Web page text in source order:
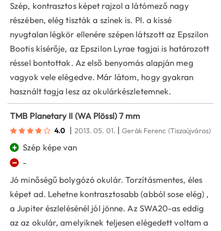
Szép, kontrasztos képet rajzol a látómező nagy
részében, elég tiszták a színek is. Pl. a kissé
nyugtalan légkör ellenére szépen látszott az Epszilon
Bootis kísérője, az Epszilon Lyrae tagjai is határozott
réssel bontottak. Az első benyomás alapján meg
vagyok vele elégedve. Már látom, hogy gyakran
használt tagja lesz az okulárkészletemnek.
TMB Planetary II (WA Plössl) 7 mm
4.0 | 2013. 05. 01. |Gerák Ferenc (Tiszaújváros)
+ Szép képe van
−
-
Jó minőségű bolygózó okulár. Torzításmentes, éles
képet ad. Lehetne kontrasztosabb (abból sose elég) ,
a Jupiter észlelésénél jól jönne. Az SWA20-as eddig
az az okulár, amelyiknek teljesen elégedett voltam a